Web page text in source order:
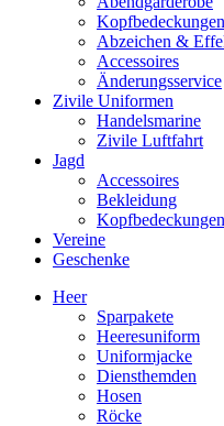
Kopfbedeckungen
Abzeichen &
Accessoires
Änderungsservice
Zivile Uniformen
Handelsmarine
Zivile Luftfahrt
Jagd
Accessoires
Bekleidung
Kopfbedeckungen
Vereine
Geschenke
Heer
Sparpakete
Heeresuniform
Uniformjacke
Diensthemden
Hosen
Röcke